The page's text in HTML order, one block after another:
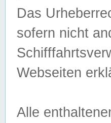
Das
sofern nicht
Webseiten
Alle